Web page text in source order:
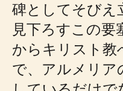
碑としてそびえ
見下ろすこの
からキリスト教
で、アルメリア